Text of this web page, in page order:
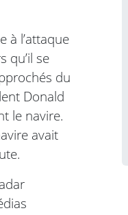
à l’attaque
qu’il se
du
Donald
le navire.
avait